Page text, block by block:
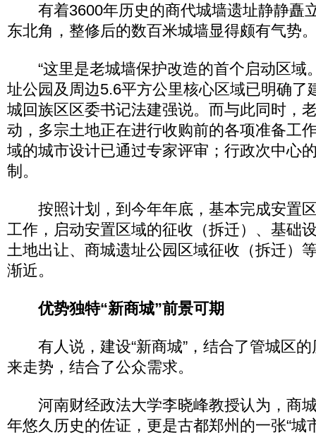
有着3600年历史的商代城墙遗址静静矗
东北角，整修后的数百米城墙显得颇有气势
“这里是老城墙保护改造的首个启动区域
址公园及周边5.6平方公里核心区域已明确了
城回族区区委书记法建强说。而与此同时，
动，多宗土地正在进行收购前的各项准备工
域的城市设计已通过专家评审；行政次中心
制。
按照计划，到今年年底，基本完成安置
工作，启动安置区域的征收（拆迁）、基础
土地出让、商城遗址公园区域征收（拆迁）
渐近。
优势独特“新商城”前景可期
有人说，建设“新商城”，结合了管城区的
来走势，结合了公众需求。
河南财经政法大学李晓峰教授认为，商
年悠久历史的佐证，更是古都郑州的一张“城